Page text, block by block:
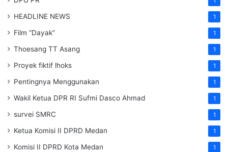
HEADLINE NEWS 1
Film “Dayak” 1
Thoesang TT Asang 1
Proyek fiktif lhoks 1
Pentingnya Menggunakan 1
Wakil Ketua DPR RI Sufmi Dasco Ahmad 1
survei SMRC 1
Ketua Komisi II DPRD Medan 1
Komisi II DPRD Kota Medan 1